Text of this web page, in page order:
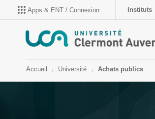
Apps & ENT / Connexion Instituts
Accueil Université Achats publics